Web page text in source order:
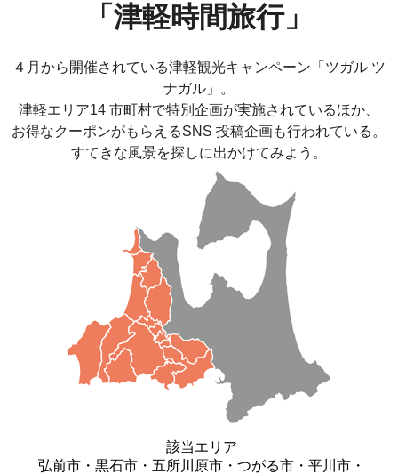
「津軽時間旅行」
４月から開催されている津軽観光キャンペーン「ツガル ツ
ナガル」。
津軽エリア14 市町村で特別企画が実施されているほか、
お得なクーポンがもらえるSNS 投稿企画も行われている。
すてきな風景を探しに出かけてみよう。
該当エリア
弘前市・黒石市・五所川原市・つがる市・平川市・